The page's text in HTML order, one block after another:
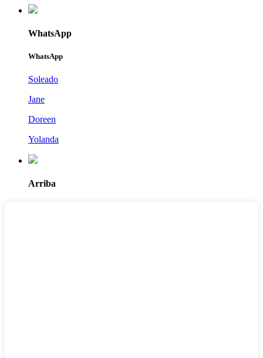
WhatsApp
WhatsApp
Soleado
Jane
Doreen
Yolanda
Arriba